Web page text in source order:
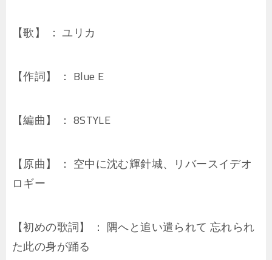
【歌】 ： ユリカ
【作詞】 ： Blue E
【編曲】 ： 8STYLE
【原曲】 ： 空中に沈む輝針城、リバースイデオ
ロギー
【初めの歌詞】 ： 隅へと追い遣られて 忘れられ
た此の身が踊る